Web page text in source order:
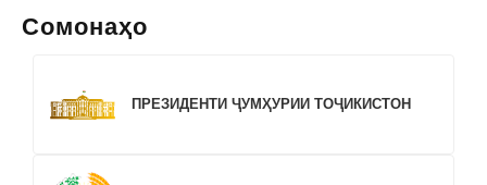
Сомонаҳо
ПРЕЗИДЕНТИ ҶУМҲУРИИ ТОҶИКИСТОН